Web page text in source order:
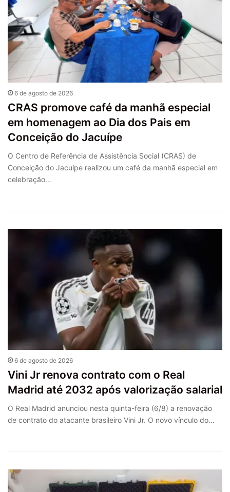
6 de agosto de 2026
CRAS promove café da manhã especial
em homenagem ao Dia dos Pais em
Conceição do Jacuípe
O Centro de Referência de Assistência Social (CRAS) de
Conceição do Jacuípe realizou um café da manhã especial em
celebração…
6 de agosto de 2026
Vini Jr renova contrato com o Real
Madrid até 2032 após valorização salarial
O Real Madrid anunciou nesta quinta-feira (6/8) a renovação
de contrato do atacante brasileiro Vini Jr. O novo vínculo do…